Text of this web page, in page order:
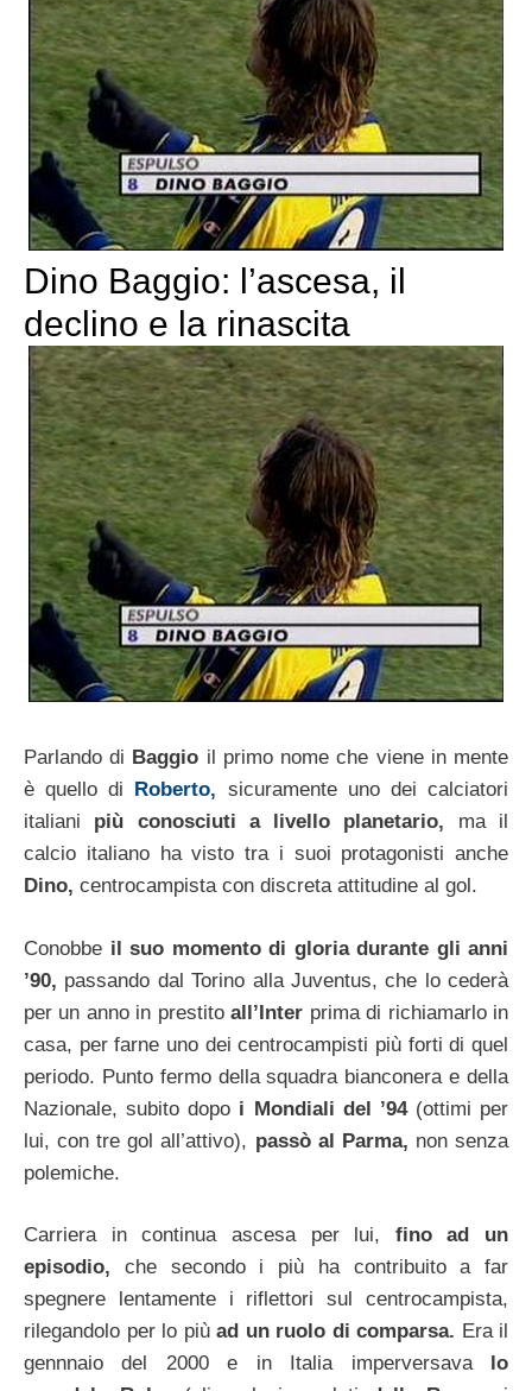
Dino Baggio: l’ascesa, il
declino e la rinascita
Parlando di Baggio il primo nome che viene in mente
è quello di
Roberto, sicuramente uno dei calciatori
italiani più conosciuti a livello planetario, ma il
calcio italiano ha visto tra i suoi protagonisti anche
Dino, centrocampista con discreta attitudine al gol.
Conobbe il suo momento di gloria durante gli anni
’90, passando dal Torino alla Juventus, che lo cederà
per un anno in prestitoall’Inter prima di richiamarlo in
casa, per farne uno dei centrocampisti più forti di quel
periodo. Punto fermo della squadra bianconera e della
Nazionale, subito dopo i Mondiali del ’94 (ottimi per
lui, con tre gol all’attivo), passò al Parma, non senza
polemiche.
Carriera in continua ascesa per lui, fino ad un
episodio, che secondo i più ha contribuito a far
spegnere lentamente i riflettori sul centrocampista,
rilegandolo per lo più ad un ruolo di comparsa. Era il
gennnaio del 2000 e in Italia imperversavalo